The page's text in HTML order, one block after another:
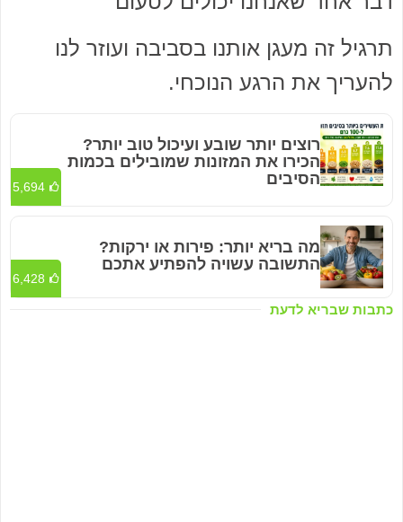
תרגיל זה מעגן אותנו בסביבה ועוזר לנו
להעריך את הרגע הנוכחי.
כתבות שבריא לדעת
רוצים יותר שובע ועיכול טוב יותר?
הכירו את המזונות שמובילים בכמות
הסיבים
5,694
מה בריא יותר: פירות או ירקות?
התשובה עשויה להפתיע אתכם
6,428